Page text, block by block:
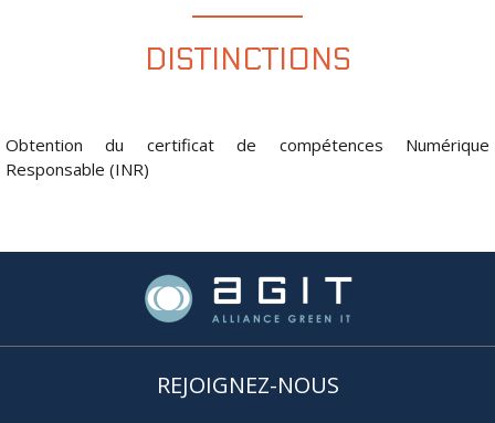
DISTINCTIONS
Obtention du certificat de compétences Numérique
Responsable (INR)
REJOIGNEZ-NOUS